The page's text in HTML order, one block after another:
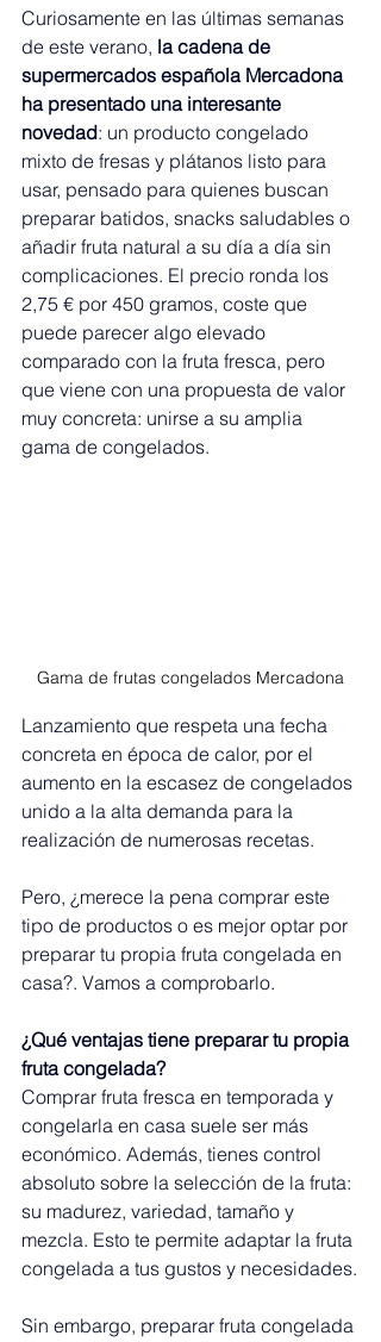
Curiosamente en las últimas semanas
de este verano, la cadena de
supermercados española Mercadona
ha presentado una interesante
novedad: un producto congelado
mixto de fresas y plátanos listo para
usar, pensado para quienes buscan
preparar batidos, snacks saludables o
añadir fruta natural a su día a día sin
complicaciones. El precio ronda los
2,75 € por 450 gramos, coste que
puede parecer algo elevado
comparado con la fruta fresca, pero
que viene con una propuesta de valor
muy concreta: unirse a su amplia
gama de congelados.
Gama de frutas congelados Mercadona
Lanzamiento que respeta una fecha
concreta en época de calor, por el
aumento en la escasez de congelados
unido a la alta demanda para la
realización de numerosas recetas.
Pero, ¿merece la pena comprar este
tipo de productos o es mejor optar por
preparar tu propia fruta congelada en
casa?. Vamos a comprobarlo.
¿Qué ventajas tiene preparar tu propia
fruta congelada?
Comprar fruta fresca en temporada y
congelarla en casa suele ser más
económico. Además, tienes control
absoluto sobre la selección de la fruta:
su madurez, variedad, tamaño y
mezcla. Esto te permite adaptar la fruta
congelada a tus gustos y necesidades.
Sin embargo, preparar fruta congelada